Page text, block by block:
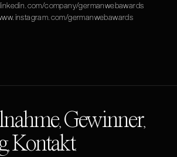
company/germanwebawards
germanwebawards
, Gewinner,
, Kontakt.